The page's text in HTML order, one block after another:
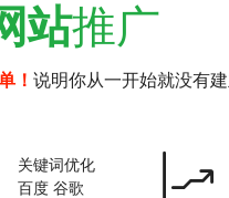
站推广
！ 说明你从一开始就没有
关键词优化
百度 谷歌